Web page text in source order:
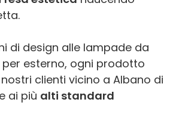
di design alle lampade da
esterno, ogni prodotto
clienti vicino a Albano di
ai più alti standard